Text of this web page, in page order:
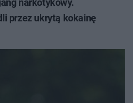
przez ukrytą kokainę